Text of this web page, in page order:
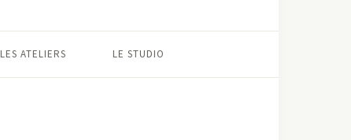
LES ATELIERS LE STUDIO